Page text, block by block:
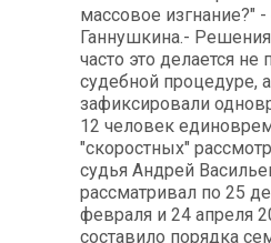
массовое изгнание?"
Ганнушкина.-
часто это делается
судебной процедуре,
зафиксировали
12 человек
"скоростных"
судья Андрей
рассматривал по 25
февраля и 24 апреля
составило порядка